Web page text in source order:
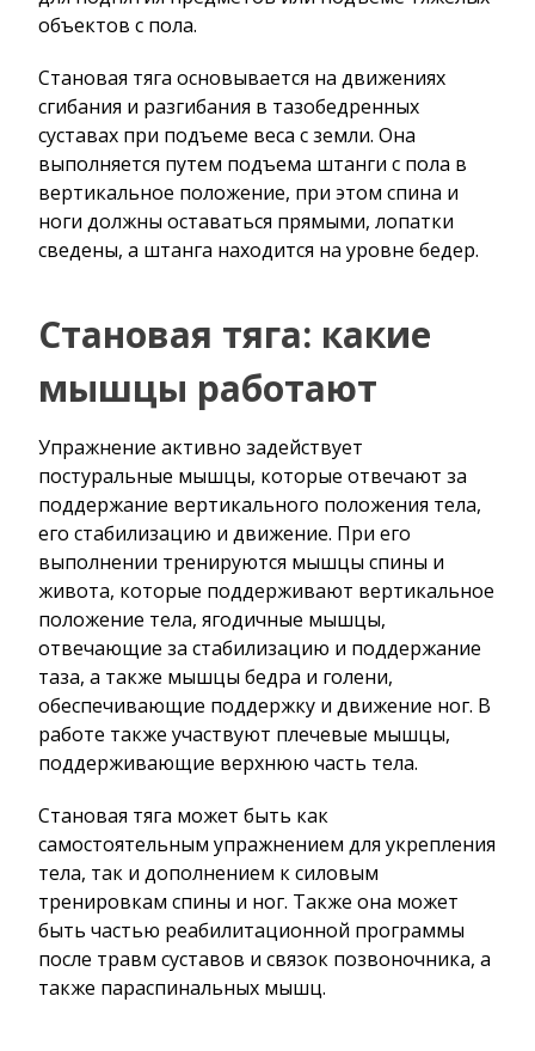
объектов с пола.
Становая тяга основывается на движениях
сгибания и разгибания в тазобедренных
суставах при подъеме веса с земли. Она
выполняется путем подъема штанги с пола в
вертикальное положение, при этом спина и
ноги должны оставаться прямыми, лопатки
сведены, а штанга находится на уровне бедер.
Становая тяга: какие
мышцы работают
Упражнение активно задействует
постуральные мышцы, которые отвечают за
поддержание вертикального положения тела,
его стабилизацию и движение. При его
выполнении тренируются мышцы спины и
живота, которые поддерживают вертикальное
положение тела, ягодичные мышцы,
отвечающие за стабилизацию и поддержание
таза, а также мышцы бедра и голени,
обеспечивающие поддержку и движение ног. В
работе также участвуют плечевые мышцы,
поддерживающие верхнюю часть тела.
Становая тяга может быть как
самостоятельным упражнением для укрепления
тела, так и дополнением к силовым
тренировкам спины и ног. Также она может
быть частью реабилитационной программы
после травм суставов и связок позвоночника, а
также параспинальных мышц.